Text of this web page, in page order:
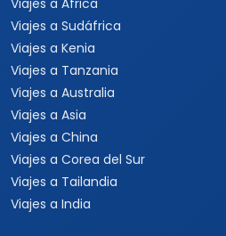
Viajes a África
Viajes a Sudáfrica
Viajes a Kenia
Viajes a Tanzania
Viajes a Australia
Viajes a Asia
Viajes a China
Viajes a Corea del Sur
Viajes a Tailandia
Viajes a India